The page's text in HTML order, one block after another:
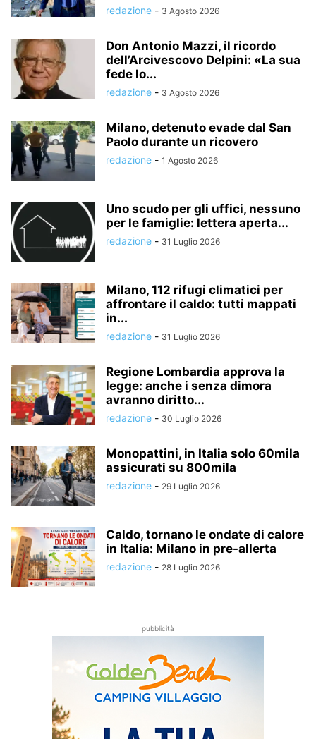
redazione - 3 Agosto 2026
Don Antonio Mazzi, il ricordo
dell’Arcivescovo Delpini: «La sua
fede lo...
redazione - 3 Agosto 2026
Milano, detenuto evade dal San
Paolo durante un ricovero
redazione - 1 Agosto 2026
Uno scudo per gli uffici, nessuno
per le famiglie: lettera aperta...
redazione - 31 Luglio 2026
Milano, 112 rifugi climatici per
affrontare il caldo: tutti mappati
in...
redazione - 31 Luglio 2026
Regione Lombardia approva la
legge: anche i senza dimora
avranno diritto...
redazione - 30 Luglio 2026
Monopattini, in Italia solo 60mila
assicurati su 800mila
redazione - 29 Luglio 2026
Caldo, tornano le ondate di calore
in Italia: Milano in pre-allerta
redazione - 28 Luglio 2026
pubblicità